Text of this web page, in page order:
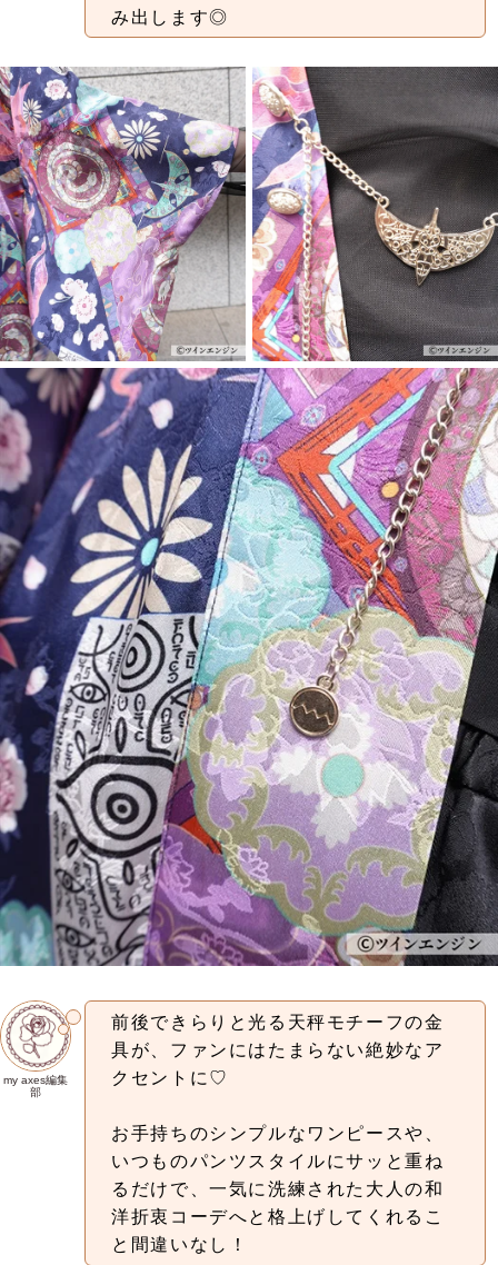
み出します◎
my axes編集
部
前後できらりと光る天秤モチーフの金
具が、ファンにはたまらない絶妙なア
クセントに♡
お手持ちのシンプルなワンピースや、
いつものパンツスタイルにサッと重ね
るだけで、一気に洗練された大人の和
洋折衷コーデへと格上げしてくれるこ
と間違いなし！